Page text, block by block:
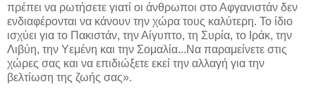
πρέπει να ρωτήσετε γιατί οι άνθρωποι στο Αφγανιστάν δεν
ενδιαφέρονται να κάνουν την χώρα τους καλύτερη. Το ίδιο
ισχύει για το Πακιστάν, την Αίγυπτο, τη Συρία, το Ιράκ, την
Λιβύη, την Υεμένη και την Σομαλία...Να παραμείνετε στις
χώρες σας και να επιδιώξετε εκεί την αλλαγή για την
βελτίωση της ζωής σας».